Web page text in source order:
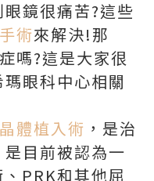
鏡很痛苦?這些
術來解決!那
嗎?這是大家很
眼科中心相關
體植入術 ，是治
目前被認為一
PRK和其他屈